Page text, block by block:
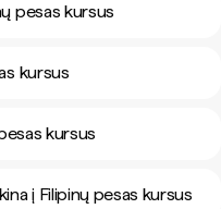
pesas kursus
kursus
kursus
į Filipinų pesas kursus